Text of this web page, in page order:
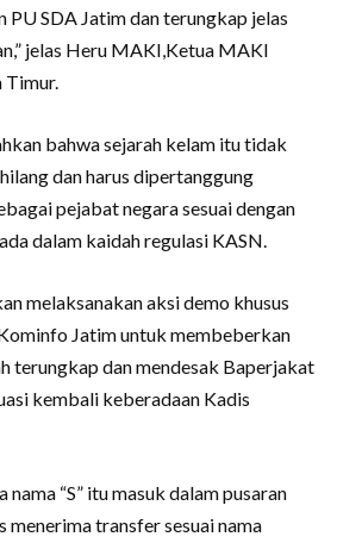
PU SDA Jatim dan terungkap jelas
jelas Heru MAKI,Ketua MAKI
bahwa sejarah kelam itu tidak
dan harus dipertanggung
pejabat negara sesuai dengan
dalam kaidah regulasi KASN.
melaksanakan aksi demo khusus
Jatim untuk membeberkan
terungkap dan mendesak Baperjakat
kembali keberadaan Kadis
nama “S” itu masuk dalam pusaran
menerima transfer sesuai nama